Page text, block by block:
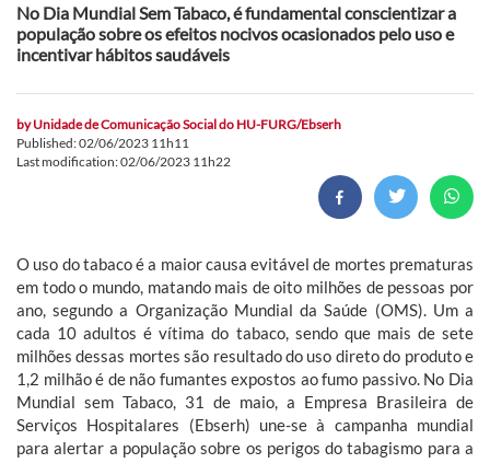
No Dia Mundial Sem Tabaco, é fundamental conscientizar a
população sobre os efeitos nocivos ocasionados pelo uso e
incentivar hábitos saudáveis
byUnidade de Comunicação Social do HU-FURG/Ebserh
Published: 02/06/2023 11h11
Last modification: 02/06/2023 11h22
O uso do tabaco é a maior causa evitável de mortes prematuras
em todo o mundo, matando mais de oito milhões de pessoas por
ano, segundo a Organização Mundial da Saúde (OMS). Um a
cada 10 adultos é vítima do tabaco, sendo que mais de sete
milhões dessas mortes são resultado do uso direto do produto e
1,2 milhão é de não fumantes expostos ao fumo passivo. No Dia
Mundial sem Tabaco, 31 de maio, a Empresa Brasileira de
Serviços Hospitalares (Ebserh) une-se à campanha mundial
para alertar a população sobre os perigos do tabagismo para a